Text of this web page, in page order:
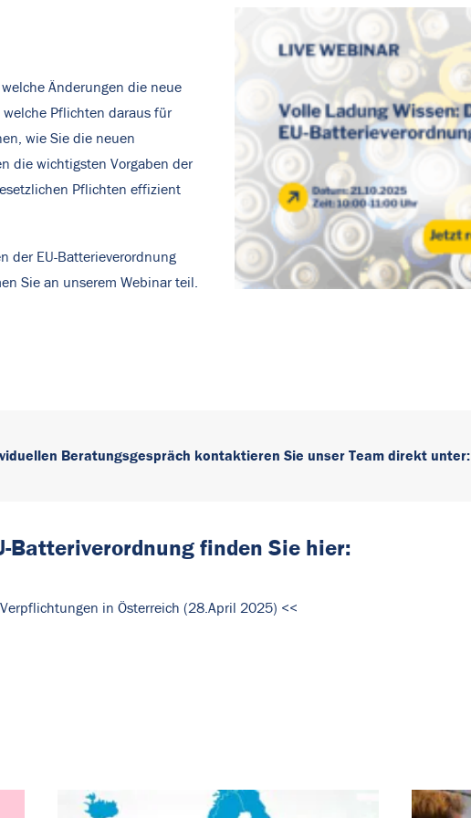
Änderungen die neue
Pflichten daraus für
wie Sie die neuen
die wichtigsten Vorgaben der
Pflichten effizient
der EU-Batterieverordnung
Sie an unserem Webinar teil.
Beratungsgespräch kontaktieren Sie unser Team direkt unter:
Batteriverordnung finden Sie hier:
in Österreich (28.April 2025) <<